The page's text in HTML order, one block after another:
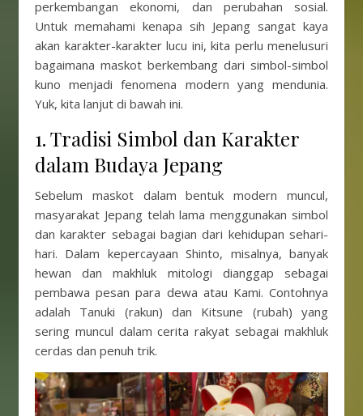
perkembangan ekonomi, dan perubahan sosial.
Untuk memahami kenapa sih Jepang sangat kaya
akan karakter-karakter lucu ini, kita perlu menelusuri
bagaimana maskot berkembang dari simbol-simbol
kuno menjadi fenomena modern yang mendunia.
Yuk, kita lanjut di bawah ini.
1. Tradisi Simbol dan Karakter
dalam Budaya Jepang
Sebelum maskot dalam bentuk modern muncul,
masyarakat Jepang telah lama menggunakan simbol
dan karakter sebagai bagian dari kehidupan sehari-
hari. Dalam kepercayaan Shinto, misalnya, banyak
hewan dan makhluk mitologi dianggap sebagai
pembawa pesan para dewa atau Kami. Contohnya
adalah Tanuki (rakun) dan Kitsune (rubah) yang
sering muncul dalam cerita rakyat sebagai makhluk
cerdas dan penuh trik.